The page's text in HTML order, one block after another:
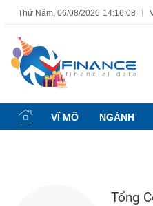
Thứ Năm, 06/08/2026 14:16:09
VĨ MÔ NGÀNH
Tổng
Tất cả Tính năng Ngành
Tính
năng
(-)